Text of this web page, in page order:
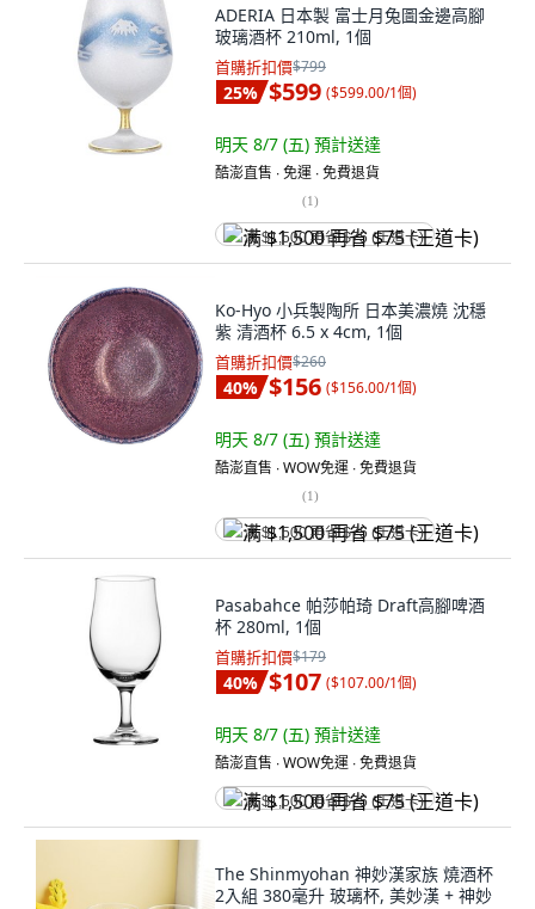
ADERIA 日本製 富士月兔圖金邊高腳
玻璃酒杯 210ml, 1個
首購折扣價$799
25% $599 ($599.00/1個)
明天 8/7 (五) 預計送達
酷澎直售 ∙ 免運 ∙ 免費退貨
(1)
满 $1,500 再省 $75 (王道卡)
Ko-Hyo 小兵製陶所 日本美濃燒 沈穩
紫 清酒杯 6.5 x 4cm, 1個
首購折扣價$260
40% $156 ($156.00/1個)
明天 8/7 (五) 預計送達
酷澎直售 ∙ WOW免運 ∙ 免費退貨
(1)
满 $1,500 再省 $75 (王道卡)
Pasabahce 帕莎帕琦 Draft高腳啤酒
杯 280ml, 1個
首購折扣價$179
40% $107 ($107.00/1個)
明天 8/7 (五) 預計送達
酷澎直售 ∙ WOW免運 ∙ 免費退貨
满 $1,500 再省 $75 (王道卡)
The Shinmyohan 神妙漢家族 燒酒杯
2入組 380毫升 玻璃杯, 美妙漢 + 神妙